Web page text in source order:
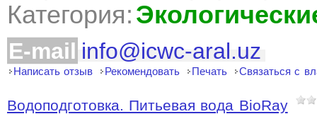
Категория:
E-mail info@icwc-aral.uz
Написать отзыв Рекомендовать Печать Связаться с
Водоподготовка. Питьевая вода BioRay